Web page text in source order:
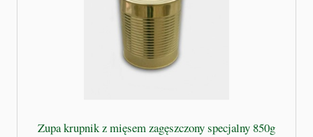
Zupa krupnik z mięsem zagęszczony specjalny 850g